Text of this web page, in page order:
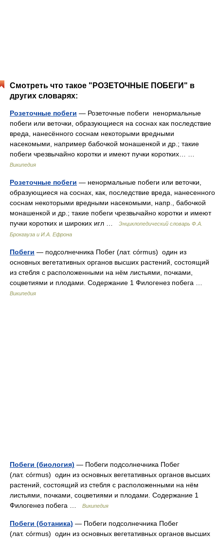
Смотреть что такое "РОЗЕТОЧНЫЕ ПОБЕГИ" в
других словарях:
Розеточные побеги — Розеточные побеги ненормальные
побеги или веточки, образующиеся на соснах как последствие
вреда, нанесённого соснам некоторыми вредными
насекомыми, например бабочкой монашенкой и др.; такие
побеги чрезвычайно коротки и имеют пучки коротких… …
Википедия
Розеточные побеги — ненормальные побеги или веточки,
образующиеся на соснах, как, последствие вреда, нанесенного
соснам некоторыми вредными насекомыми, напр., бабочкой
монашенкой и др.; такие побеги чрезвычайно коротки и имеют
пучки коротких и широких игл …
Энциклопедический словарь Ф.А.
Брокгауза и И.А. Ефрона
Побеги — подсолнечника Побег (лат. córmus) один из
основных вегетативных органов высших растений, состоящий
из стебля с расположенными на нём листьями, почками,
соцветиями и плодами. Содержание 1 Филогенез побега …
Википедия
Побеги (биология) — Побеги подсолнечника Побег
(лат. córmus) один из основных вегетативных органов высших
растений, состоящий из стебля с расположенными на нём
листьями, почками, соцветиями и плодами. Содержание 1
Филогенез побега …
Википедия
Побеги (ботаника) — Побеги подсолнечника Побег
(лат. córmus) один из основных вегетативных органов высших